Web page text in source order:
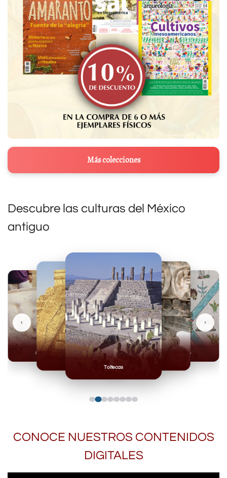
Más colecciones
Descubre las culturas del México
antiguo
Toltecas
Mexicas
Olmecas
‹ ›
CONOCE NUESTROS CONTENIDOS
DIGITALES